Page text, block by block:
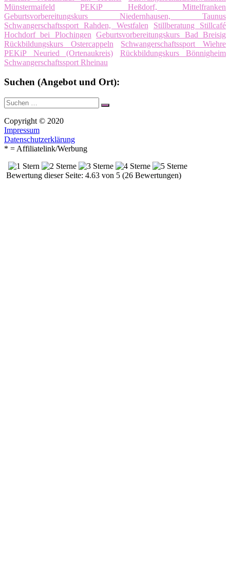
Münstermaifeld
PEKiP Heßdorf, Mittelfranken
Geburtsvorbereitungskurs Niedernhausen, Taunus
Schwangerschaftssport Rahden, Westfalen
Stillberatung Stillcafé
Hochdorf bei Plochingen
Geburtsvorbereitungskurs Bad Breisig
Rückbildungskurs Ostercappeln
Schwangerschaftssport Wiehre
PEKiP Neuried (Ortenaukreis)
Rückbildungskurs Bönnigheim
Schwangerschaftssport Rheinau
Suchen (Angebot und Ort):
Suche
nach:
Suchen
Copyright © 2020
Impressum
Datenschutzerklärung
* = Affiliatelink/Werbung
Bewertung dieser Seite: 4.63 von 5 (26 Bewertungen)